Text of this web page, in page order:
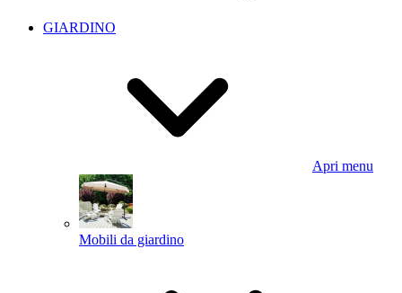
GIARDINO
Apri menu
Mobili da giardino